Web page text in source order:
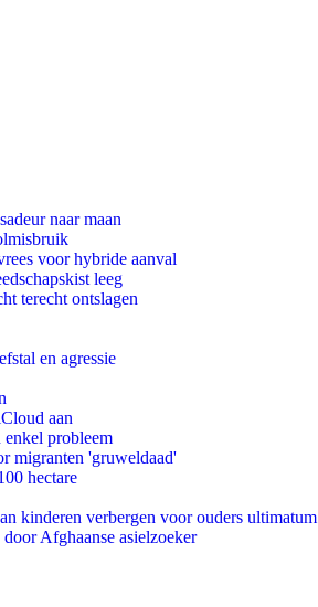
naar maan
voor hybride aanval
leeg
terecht ontslagen
en agressie
aan
probleem
migranten 'gruweldaad'
hectare
kinderen verbergen voor ouders ultimatum
Afghaanse asielzoeker